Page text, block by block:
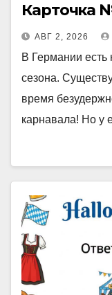
Карточка
АВГ 2, 2026
В Германии есть
сезона.
время
карнавала! Но у